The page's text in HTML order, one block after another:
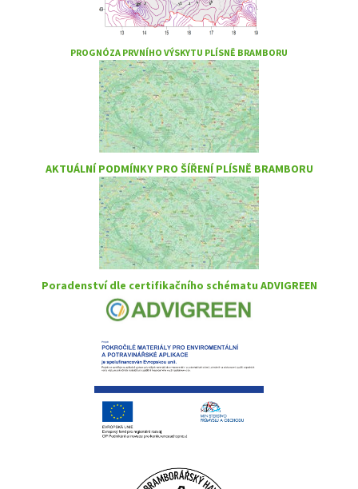
PROGNÓZA PRVNÍHO VÝSKYTU PLÍSNĚ BRAMBORU
AKTUÁLNÍ PODMÍNKY PRO ŠÍŘENÍ PLÍSNĚ BRAMBORU
Poradenství dle certifikačního schématu ADVIGREEN